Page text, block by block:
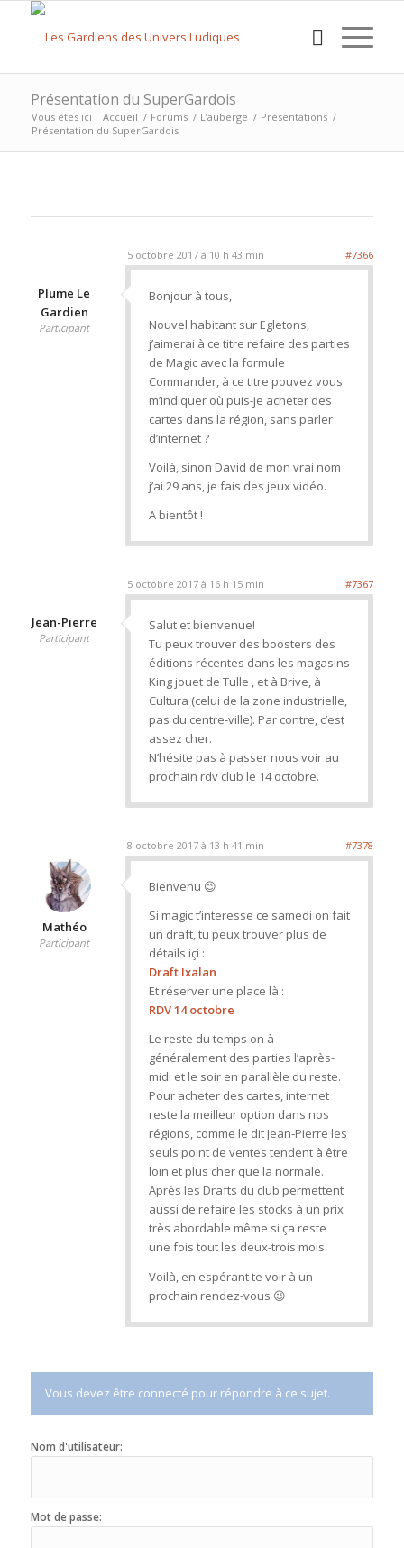
Présentation du SuperGardois
Vous êtes ici : Accueil / Forums / L’auberge / Présentations /
Présentation du SuperGardois
5 octobre 2017 à 10 h 43 min #7366
Plume Le
Gardien
Participant
Bonjour à tous,
Nouvel habitant sur Egletons,
j’aimerai à ce titre refaire des parties
de Magic avec la formule
Commander, à ce titre pouvez vous
m’indiquer où puis-je acheter des
cartes dans la région, sans parler
d’internet ?
Voilà, sinon David de mon vrai nom
j’ai 29 ans, je fais des jeux vidéo.
A bientôt !
5 octobre 2017 à 16 h 15 min #7367
Jean-Pierre
Participant
Salut et bienvenue!
Tu peux trouver des boosters des
éditions récentes dans les magasins
King jouet de Tulle , et à Brive, à
Cultura (celui de la zone industrielle,
pas du centre-ville). Par contre, c’est
assez cher.
N’hésite pas à passer nous voir au
prochain rdv club le 14 octobre.
8 octobre 2017 à 13 h 41 min #7378
Mathéo
Participant
Bienvenu 😉
Si magic t’interesse ce samedi on fait
un draft, tu peux trouver plus de
détails içi :
Draft Ixalan
Et réserver une place là :
RDV 14 octobre
Le reste du temps on à
généralement des parties l’après-
midi et le soir en parallèle du reste.
Pour acheter des cartes, internet
reste la meilleur option dans nos
régions, comme le dit Jean-Pierre les
seuls point de ventes tendent à être
loin et plus cher que la normale.
Après les Drafts du club permettent
aussi de refaire les stocks à un prix
très abordable même si ça reste
une fois tout les deux-trois mois.
Voilà, en espérant te voir à un
prochain rendez-vous 😉
Vous devez être connecté pour répondre à ce sujet.
Nom d'utilisateur:
Mot de passe: